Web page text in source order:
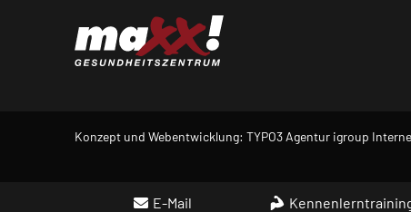
E-Mail
Konzept und Webentwicklung: TYPO3 Agentur igroup